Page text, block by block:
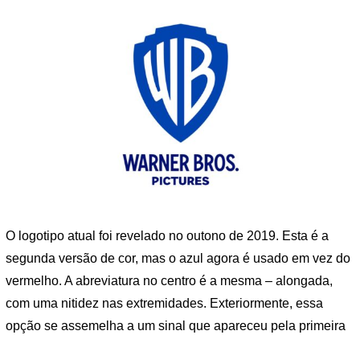
O logotipo atual foi revelado no outono de 2019. Esta é a
segunda versão de cor, mas o azul agora é usado em vez do
vermelho. A abreviatura no centro é a mesma – alongada,
com uma nitidez nas extremidades. Exteriormente, essa
opção se assemelha a um sinal que apareceu pela primeira